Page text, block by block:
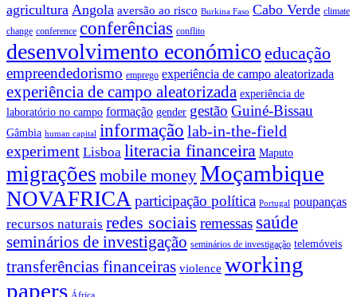
agricultura Angola aversão ao risco Burkina Faso Cabo Verde climate
change conference conferências conflito
desenvolvimento económico educação
empreendedorismo emprego experiência de campo aleatorizada
experiência de campo aleatorizada experiência de
laboratório no campo formação gender gestão Guiné-Bissau
Gâmbia human capital informação lab-in-the-field
experiment Lisboa literacia financeira Maputo
migrações mobile moneyMoçambique
NOVAFRICA participação política Portugal poupanças
recursos naturais redes sociais remessas saúde
seminários de investigação seminários de investigação telemóveis
transferências financeiras violence working
papers